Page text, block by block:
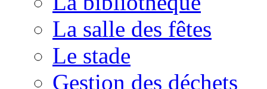
La salle des fêtes
Le stade
Gestion des déchets